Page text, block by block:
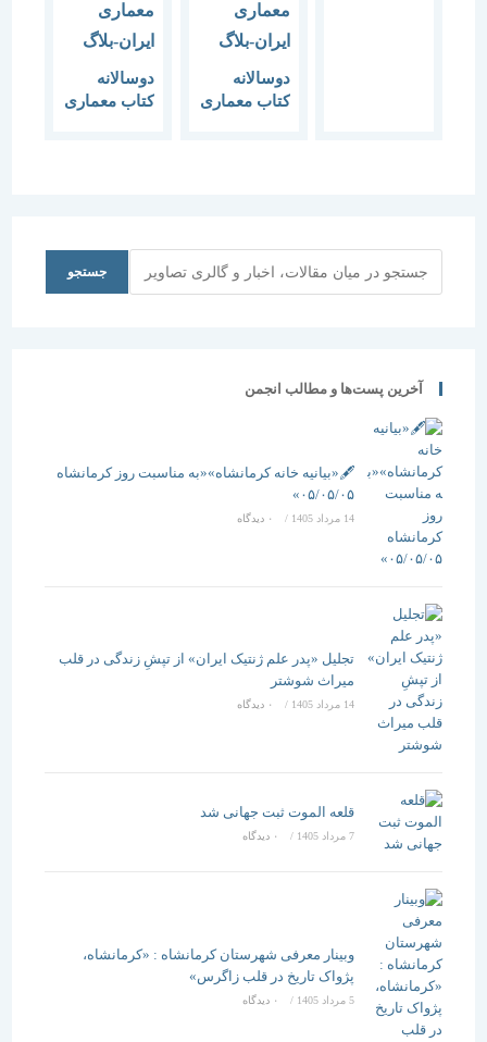
دوسالانه
کتاب معماری
دوسالانه
کتاب معماری
جستجو
آخرین پست‌ها و مطالب انجمن
🖋️«بیانیه خانه کرمانشاه»«به مناسبت روز کرمانشاه
۰۵/۰۵/۰۵»
/ ۰ دیدگاه
تجلیل «پدر علم ژنتیک ایران» از تپشِ زندگی در قلب
میراث شوشتر
14 مرداد 1405 / ۰ دیدگاه
قلعه الموت ثبت جهانی شد
/ ۰ دیدگاه
وبینار معرفی شهرستان کرمانشاه : «کرمانشاه،
پژواک تاریخ در قلب زاگرس»
5 مرداد 1405 / ۰ دیدگاه